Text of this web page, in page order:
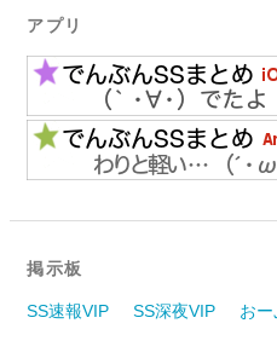
アプリ
掲示板
SS速報VIP SS深夜VIP お